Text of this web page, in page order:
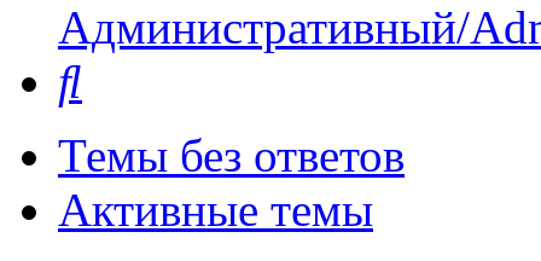
Административный/
Темы без ответов
Активные темы